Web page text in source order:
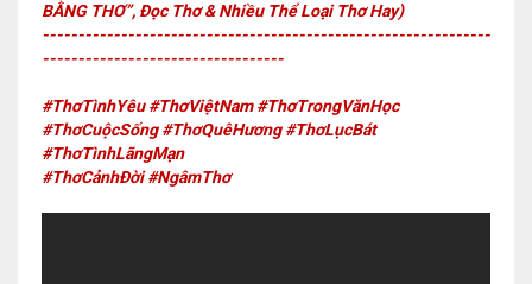
BẰNG THƠ”, Đọc Thơ & Nhiều Thể Loại Thơ Hay)
---------------------------------------------------------------
----------------------------------
#ThơTìnhYêu #ThơViệtNam #ThơTrongVănHọc
#ThơCuộcSống #ThơQuêHương #ThơLụcBát
#ThơTìnhLãngMạn
#ThơCảnhĐời #NgâmThơ